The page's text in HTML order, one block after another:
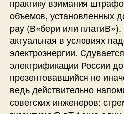
практику взимания
объемов, установленных
pay (В«бери или
актуальная в условиях
электроэнергии.
электрификации России
презентовавшийся не
ведь действительно
советских инженеров: